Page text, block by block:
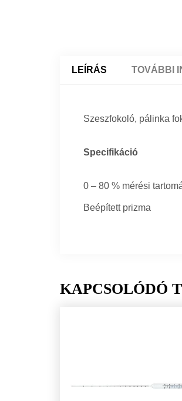
LEÍRÁS TOVÁBBI
Szeszfokoló, pálinka
Specifikáció
0 – 80 % mérési
Beépített prizma
KAPCSOLÓDÓ